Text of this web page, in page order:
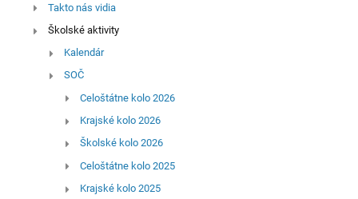
Takto nás vidia
Školské aktivity
Kalendár
SOČ
Celoštátne kolo 2026
Krajské kolo 2026
Školské kolo 2026
Celoštátne kolo 2025
Krajské kolo 2025